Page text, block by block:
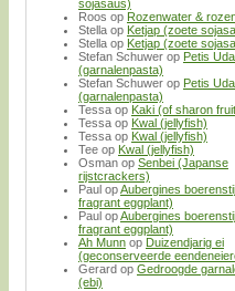
sojasaus)
Roos op Rozenwater &
Stella op Ketjap (zoete
Stella op Ketjap (zoete
Stefan Schuwer op Petis
(garnalenpasta)
Stefan Schuwer op Petis
(garnalenpasta)
Tessa op Kaki (of sharon
Tessa op Kwal (jellyfish)
Tessa op Kwal (jellyfish)
Tee op Kwal (jellyfish)
Osman op Senbei (Japanse
rijstcrackers)
Paul opAubergines
fragrant eggplant)
Paul opAubergines
fragrant eggplant)
Ah Munn op Duizendjarig ei
(geconserveerde
Gerard op Gedroogde
(ebi)